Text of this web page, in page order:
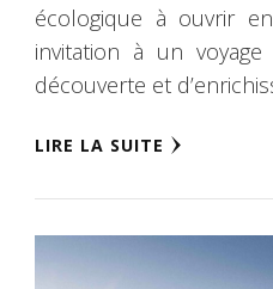
écologique à ouvrir
invitation à un
découverte et
LIRE LA SUITE